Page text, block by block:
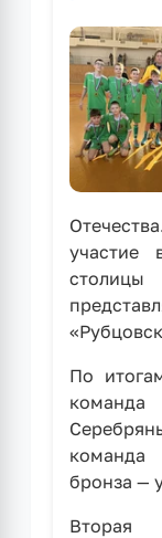
участие
По
команда
бронза —